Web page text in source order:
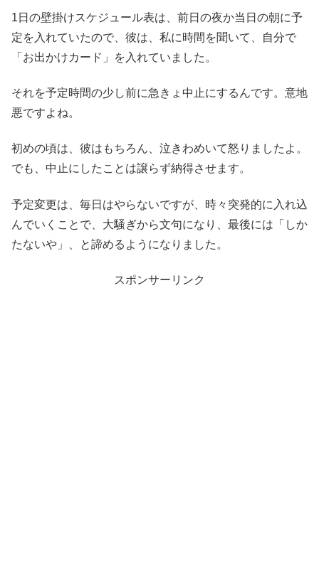
1日の壁掛けスケジュール表は、前日の夜か当日の朝に予
定を入れていたので、彼は、私に時間を聞いて、自分で
「お出かけカード」を入れていました。
それを予定時間の少し前に急きょ中止にするんです。意地
悪ですよね。
初めの頃は、彼はもちろん、泣きわめいて怒りましたよ。
でも、中止にしたことは譲らず納得させます。
予定変更は、毎日はやらないですが、時々突発的に入れ込
んでいくことで、大騒ぎから文句になり、最後には「しか
たないや」、と諦めるようになりました。
スポンサーリンク